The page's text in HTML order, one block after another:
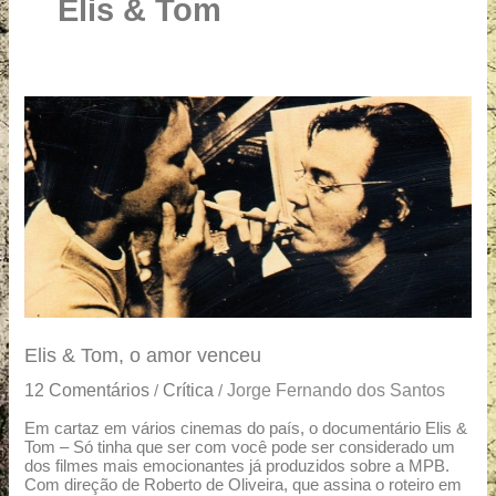
e
Elis & Tom
Elis & Tom, o amor venceu
12 Comentários / Crítica /Jorge Fernando dos Santos
Em cartaz em vários cinemas do país, o documentário Elis &
Tom – Só tinha que ser com você pode ser considerado um
dos filmes mais emocionantes já produzidos sobre a MPB.
Com direção de Roberto de Oliveira, que assina o roteiro em
Elis
&
Tom,
o
amor
venceu